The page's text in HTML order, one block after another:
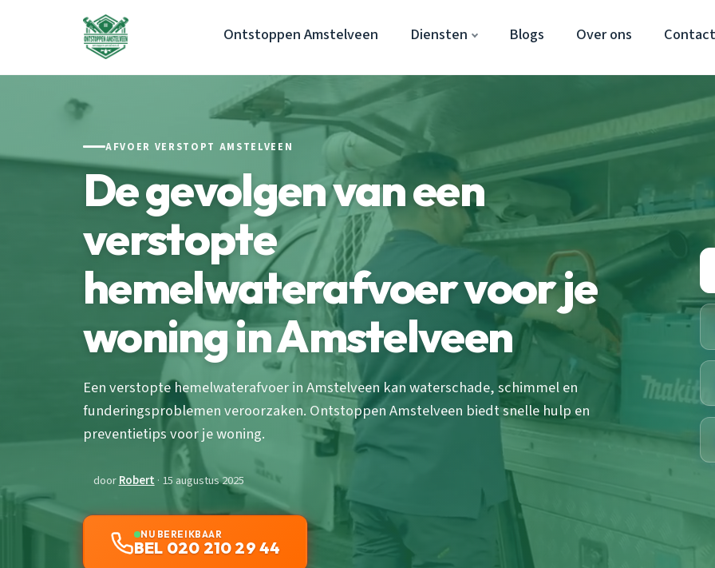
Ontstoppen Amstelveen Diensten Blogs Over ons
AFVOER VERSTOPT AMSTELVEEN
De gevolgen van een
verstopte
hemelwaterafvoer voor je
woning in Amstelveen
Een verstopte hemelwaterafvoer in Amstelveen kan waterschade, schimmel en
funderingsproblemen veroorzaken. Ontstoppen Amstelveen biedt snelle hulp en
preventietips voor je woning.
doorRobert · 15 augustus 2025
NU BEREIKBAAR
BEL 020 210 29 44